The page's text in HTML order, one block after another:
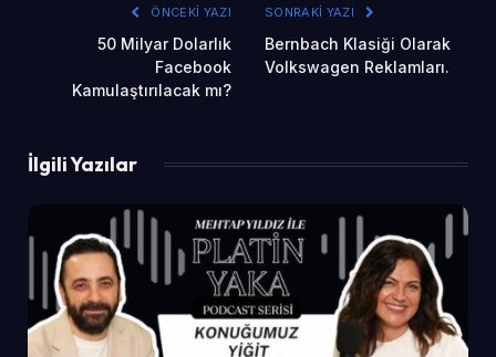
ÖNCEKI YAZI
50 Milyar Dolarlık
Facebook
Kamulaştırılacak mı?
SONRAKI YAZI
Bernbach Klasiği Olarak
Volkswagen Reklamları.
İlgili Yazılar